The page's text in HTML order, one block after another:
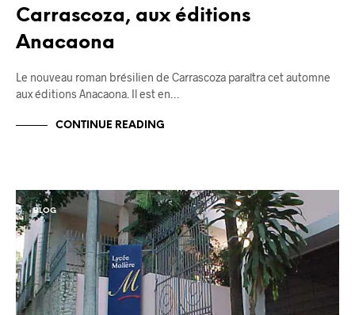
Carrascoza, aux éditions
Anacaona
Le nouveau roman brésilien de Carrascoza paraîtra cet automne
aux éditions Anacaona. Il est en…
CONTINUE READING
BLOG